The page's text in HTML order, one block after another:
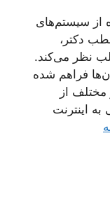
از سیستم‌های
دکتر،
نظر می‌کند.
فراهم شده
مختلف از
اینترنت